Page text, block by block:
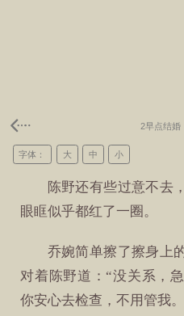
2早点结婚
字体： 大 中 小
陈野还有些过意不去
眼眶似乎都红了一圈。
乔婉简单擦了擦身上
对着陈野道：“没关系，
你安心去检查，不用管我